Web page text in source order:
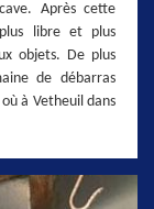
Après cette
libre et plus
objets. De plus
de débarras
à Vetheuil dans